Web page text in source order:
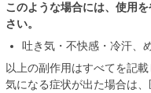
このような場合には、使用
さい。
吐き気・不快感・冷汗、
以上の副作用はすべてを記
気になる症状が出た場合は